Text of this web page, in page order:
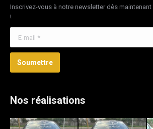
Inscrivez-vous à notre newsletter dès
!
Soumettre
Nos réalisations